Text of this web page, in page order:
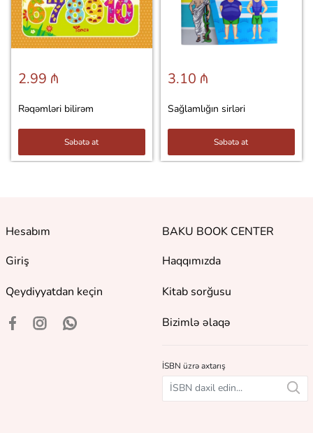
2.99 ₼
Rəqəmləri bilirəm
Səbətə at
3.10 ₼
Sağlamlığın sirləri
Səbətə at
Hesabım
Giriş
Qeydiyyatdan keçin
BAKU BOOK CENTER
Haqqımızda
Kitab sorğusu
Bizimlə əlaqə
İSBN üzrə axtarış